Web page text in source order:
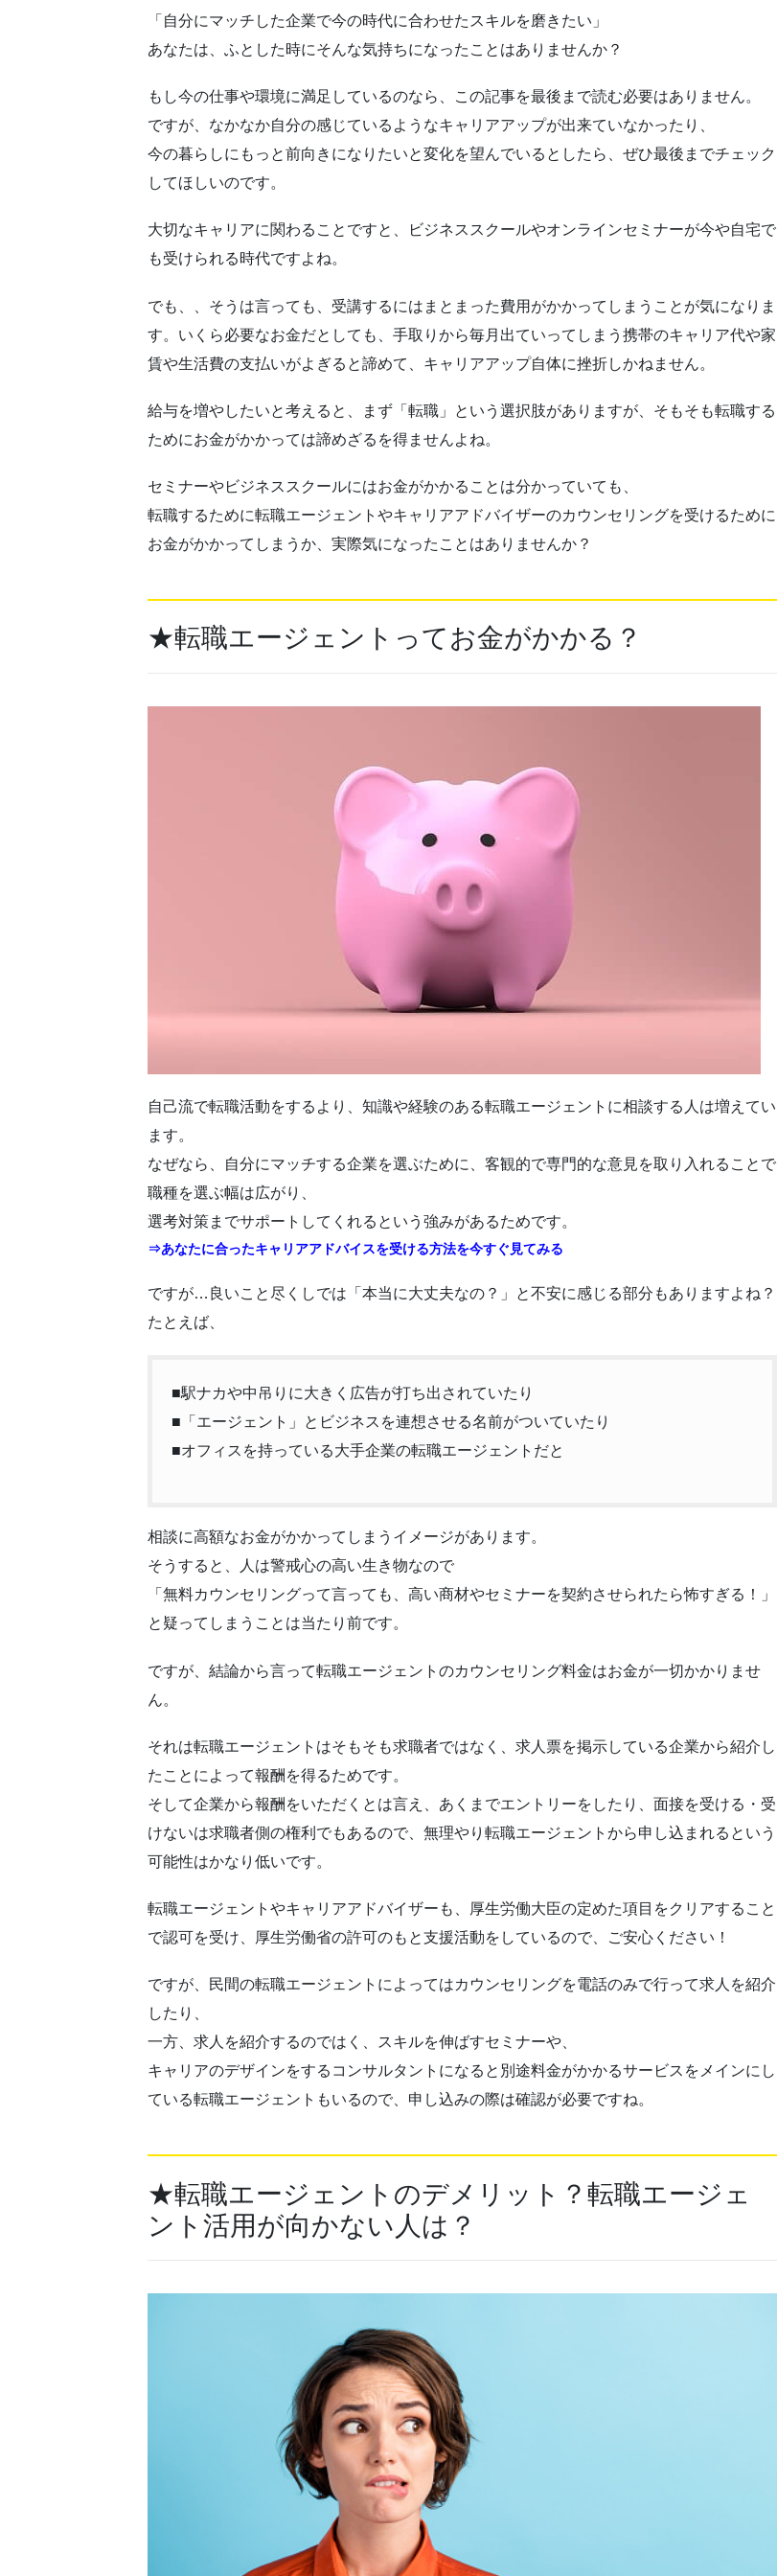
「自分にマッチした企業で今の時代に合わせたスキルを磨きたい」
あなたは、ふとした時にそんな気持ちになったことはありませんか？
もし今の仕事や環境に満足しているのなら、この記事を最後まで読む必要はありません。
ですが、なかなか自分の感じているようなキャリアアップが出来ていなかったり、
今の暮らしにもっと前向きになりたいと変化を望んでいるとしたら、ぜひ最後までチェック
してほしいのです。
大切なキャリアに関わることですと、ビジネススクールやオンラインセミナーが今や自宅で
も受けられる時代ですよね。
でも、、そうは言っても、受講するにはまとまった費用がかかってしまうことが気になりま
す。いくら必要なお金だとしても、手取りから毎月出ていってしまう携帯のキャリア代や家
賃や生活費の支払いがよぎると諦めて、キャリアアップ自体に挫折しかねません。
給与を増やしたいと考えると、まず「転職」という選択肢がありますが、そもそも転職する
ためにお金がかかっては諦めざるを得ませんよね。
セミナーやビジネススクールにはお金がかかることは分かっていても、
転職するために転職エージェント やキャリアアドバイザーのカウンセリングを受けるために
お金がかかってしまうか、実際気になったことはありませんか？
★転職エージェント ってお金がかかる？
自己流で転職活動をするより、知識や経験のある転職エージェント に相談する人は増えてい
ます。
なぜなら、自分にマッチする企業を選ぶために、客観的で専門的な意見を取り入れることで
職種を選ぶ幅は広がり、
選考対策までサポートしてくれるという強みがあるためです。
⇒あなたに合ったキャリアアドバイスを受ける方法を今すぐ見てみる
ですが…良いこと尽くしでは「本当に大丈夫なの？」と不安に感じる部分もありますよね？
たとえば、
■駅ナカや中吊りに大きく広告が打ち出されていたり
■「エージェント」とビジネスを連想させる名前がついていたり
■オフィスを持っている大手企業の転職エージェントだと
相談に高額なお金がかかってしまうイメージがあります。
そうすると、人は警戒心の高い生き物なので
「無料カウンセリングって言っても、高い商材やセミナーを契約させられたら怖すぎる！」
と疑ってしまうことは当たり前です。
ですが、結論から言って転職エージェント のカウンセリング料金はお金が一切かかりませ
ん。
それは転職エージェント はそもそも求職者ではなく、求人票を掲示している企業から紹介し
たことによって報酬を得るためです。
そして企業から報酬をいただくとは言え、あくまでエントリーをしたり、面接を受ける・受
けないは求職者側の権利でもあるので、無理やり 転職エージェント から申し込まれるという
可能性はかなり低いです。
転職エージェント やキャリアアドバイザーも、厚生労働大臣の定めた項目をクリアすること
で認可を受け、厚生労働省の許可のもと支援活動をしているので、ご安心ください！
ですが、民間の転職エージェント によってはカウンセリングを電話のみで行って求人を紹介
したり、
一方、求人を紹介するのではく、スキルを伸ばすセミナーや、
キャリアのデザインをするコンサルタントになると別途料金がかかるサービスをメインにし
ている転職エージェント もいるので、申し込みの際は確認が必要ですね。
★転職エージェント のデメリット？ 転職エージェ
ント 活用が向かない人は？